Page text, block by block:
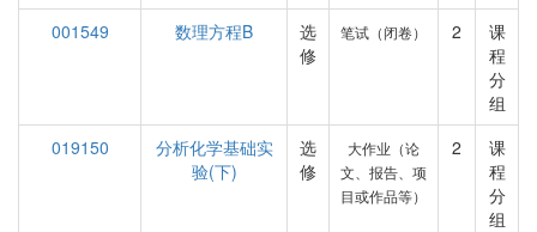
001549
数理方程B
选
修
笔试（闭卷） 2
课
程
分
组
019150
分析化学基础实
验(下)
选
修
大作业（论
文、报告、项
目或作品等）
2
课
程
分
组